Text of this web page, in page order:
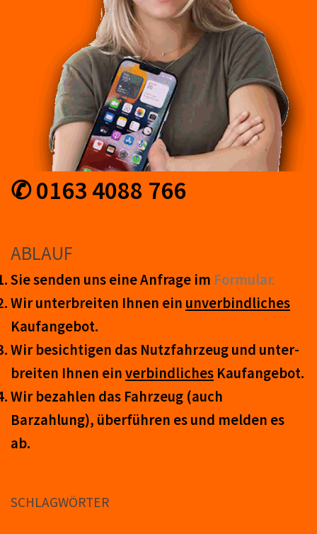
✆ 0163 4088 766
ABLAUF
Sie senden uns eine An­frage im Form­ular.
Wir unter­breiten Ihnen ein un­ver­bind­lich­es
Kauf­an­ge­bot.
Wir be­sicht­igen das Nutz­fahr­zeug und un­ter­
breit­en Ihnen einver­bind­liches Kauf­an­ge­bot.
Wir be­zahl­en das Fahr­zeug (auch
Barzahlung), über­führ­en es und mel­den es
ab.
SCHLAGWÖRTER